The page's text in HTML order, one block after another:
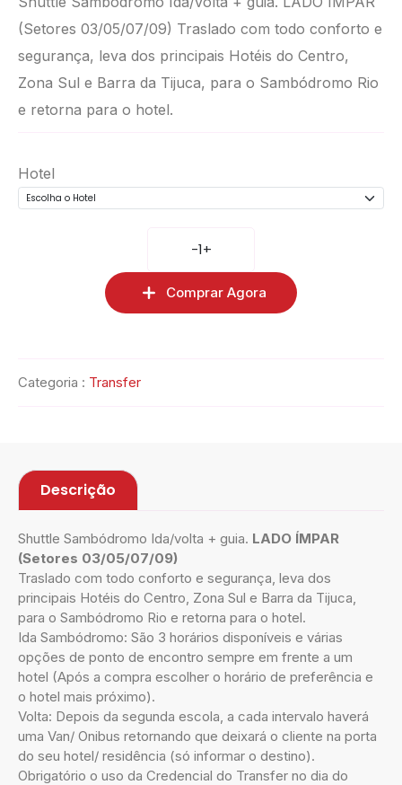
(Setores 03/05/07/09) Traslado com todo conforto e
segurança, leva dos principais Hotéis do Centro,
Zona Sul e Barra da Tijuca, para o Sambódromo Rio
e retorna para o hotel.
Hotel
-1+
Comprar Agora
Categoria : Transfer
Descrição
Shuttle Sambódromo Ida/volta + guia. LADO ÍMPAR
(Setores 03/05/07/09)
Traslado com todo conforto e segurança, leva dos
principais Hotéis do Centro, Zona Sul e Barra da Tijuca,
para o Sambódromo Rio e retorna para o hotel.
Ida Sambódromo: São 3 horários disponíveis e várias
opções de ponto de encontro sempre em frente a um
hotel (Após a compra escolher o horário de preferência e
o hotel mais próximo).
Volta: Depois da segunda escola, a cada intervalo haverá
uma Van/ Onibus retornando que deixará o cliente na porta
do seu hotel/ residência (só informar o destino).
Obrigatório o uso da Credencial do Transfer no dia do